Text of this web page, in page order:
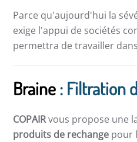
Parce qu'aujourd'hui la
exige l'appui de sociétés
permettra de travailler
Braine: Filtration
COPAIRvous propose une
produits de rechange pour